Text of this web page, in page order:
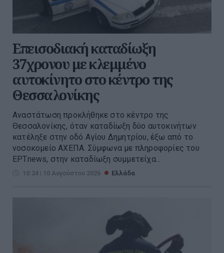
Επεισοδιακή καταδίωξη
37χρονου με κλεμμένο
αυτοκίνητο στο κέντρο της
Θεσσαλονίκης
Αναστάτωση προκλήθηκε στο κέντρο της
Θεσσαλονίκης, όταν καταδίωξη δύο αυτοκινήτων
κατέληξε στην οδό Αγίου Δημητρίου, έξω από το
νοσοκομείο ΑΧΕΠΑ. Σύμφωνα με πληροφορίες του
ΕΡΤnews, στην καταδίωξη συμμετείχα...
10:24 | 10 Αυγούστου 2026 Ελλάδα